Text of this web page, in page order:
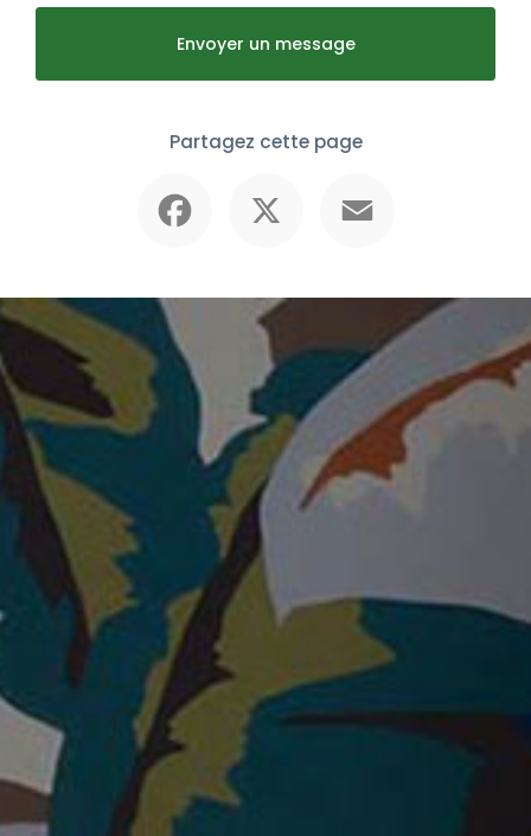
Envoyer un message
Partagez cette page